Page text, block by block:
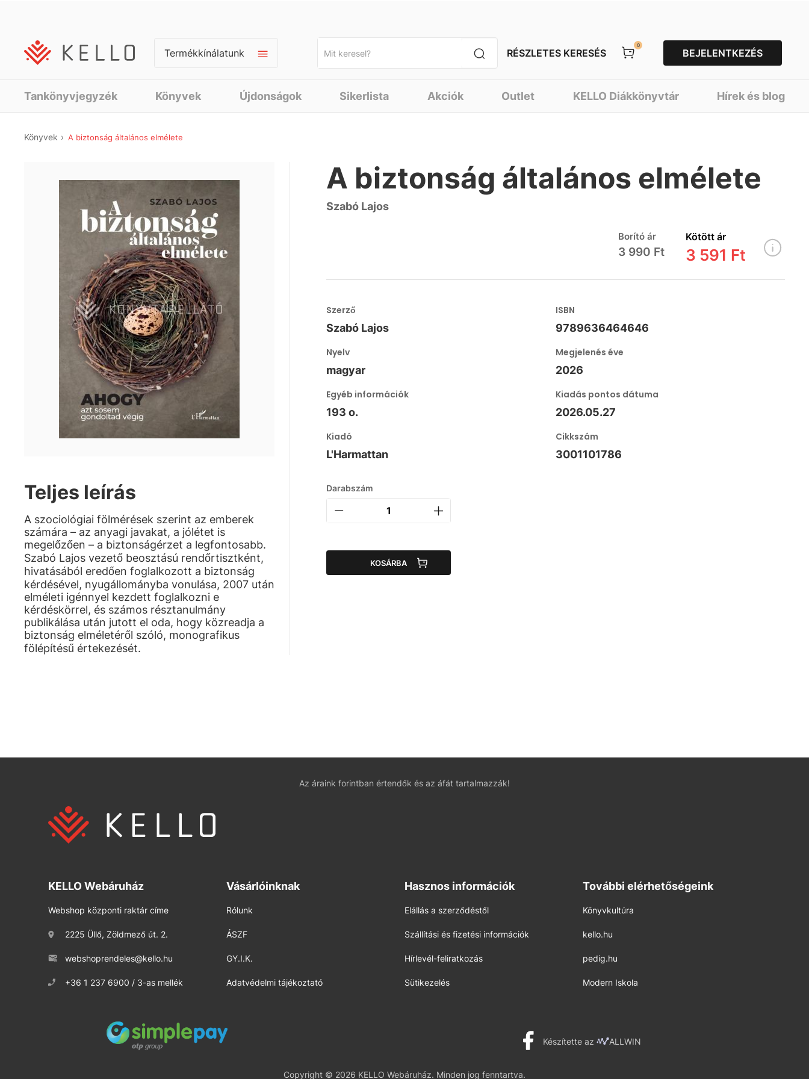
Termékkínálatunk RÉSZLETES KERESÉS
0
BEJELENTKEZÉS
Tankönyvjegyzék Könyvek Újdonságok Sikerlista Akciók Outlet KELLO Diákkönyvtár Hírek és blog
Könyvek A biztonság általános elmélete
Teljes leírás
A szociológiai fölmérések szerint az emberek
számára – az anyagi javakat, a jólétet is
megelőzően – a biztonságérzet a legfontosabb.
Szabó Lajos vezető beosztású rendőrtisztként,
hivatásából eredően foglalkozott a biztonság
kérdésével, nyugállományba vonulása, 2007 után
elméleti igénnyel kezdett foglalkozni e
kérdéskörrel, és számos résztanulmány
publikálása után jutott el oda, hogy közreadja a
biztonság elméletéről szóló, monografikus
fölépítésű értekezését.
A biztonság általános elmélete
Szabó Lajos
Borító ár
3 990 Ft
Kötött ár
3 591 Ft
Szerző
Szabó Lajos
ISBN
9789636464646
Nyelv
magyar
Megjelenés éve
2026
Egyéb információk
193 o.
Kiadás pontos dátuma
2026.05.27
Kiadó
L'Harmattan
Cikkszám
3001101786
Darabszám
KOSÁRBA
Az áraink forintban értendők és az áfát tartalmazzák!
KELLO Webáruház
Webshop központi raktár címe
2225 Üllő, Zöldmező út. 2.
webshoprendeles@kello.hu
+36 1 237 6900 / 3-as mellék
Vásárlóinknak
Rólunk
ÁSZF
GY.I.K.
Adatvédelmi tájékoztató
Hasznos információk
Elállás a szerződéstől
Szállítási és fizetési információk
Hírlevél-feliratkozás
Sütikezelés
További elérhetőségeink
Könyvkultúra
kello.hu
pedig.hu
Modern Iskola
Készítette az ALLWIN
Copyright © 2026 KELLO Webáruház. Minden jog fenntartva.